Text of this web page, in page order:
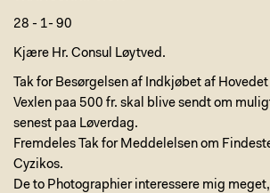
28 - 1- 90
Kjære Hr. Consul Løytved.
Tak for Besørgelsen af Indkjøbet af
Vexlen paa 500 fr. skal blive sendt om
senest paa Løverdag.
Fremdeles Tak for Meddelelsen om
Cyzikos.
De to Photographier interessere mig